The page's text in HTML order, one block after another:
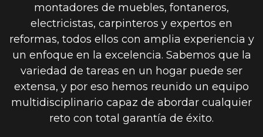
montadores de muebles, fontaneros,
electricistas, carpinteros y expertos en
reformas, todos ellos con amplia experiencia y
un enfoque en la excelencia. Sabemos que la
variedad de tareas en un hogar puede ser
extensa, y por eso hemos reunido un equipo
multidisciplinario capaz de abordar cualquier
reto con total garantía de éxito.